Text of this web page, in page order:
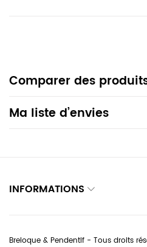
Comparer des
Ma liste d’envies
INFORMATIONS
Breloque & Pendentif - Tous droits